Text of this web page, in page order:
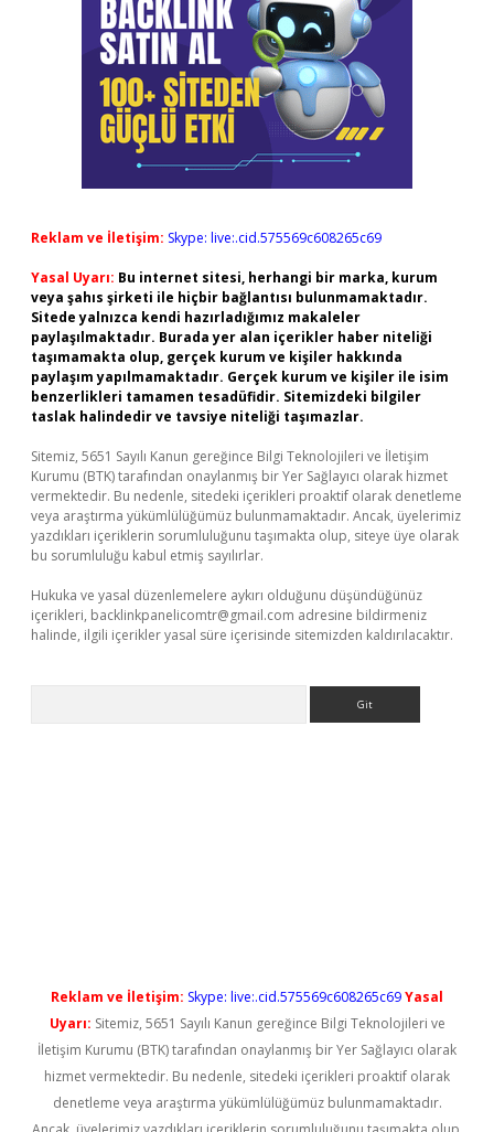
Reklam ve İletişim: Skype: live:.cid.575569c608265c69
Yasal Uyarı: Bu internet sitesi, herhangi bir marka, kurum
veya şahıs şirketi ile hiçbir bağlantısı bulunmamaktadır.
Sitede yalnızca kendi hazırladığımız makaleler
paylaşılmaktadır. Burada yer alan içerikler haber niteliği
taşımamakta olup, gerçek kurum ve kişiler hakkında
paylaşım yapılmamaktadır. Gerçek kurum ve kişiler ile isim
benzerlikleri tamamen tesadüfidir. Sitemizdeki bilgiler
taslak halindedir ve tavsiye niteliği taşımazlar.
Sitemiz, 5651 Sayılı Kanun gereğince Bilgi Teknolojileri ve İletişim
Kurumu (BTK) tarafından onaylanmış bir Yer Sağlayıcı olarak hizmet
vermektedir. Bu nedenle, sitedeki içerikleri proaktif olarak denetleme
veya araştırma yükümlülüğümüz bulunmamaktadır. Ancak, üyelerimiz
yazdıkları içeriklerin sorumluluğunu taşımakta olup, siteye üye olarak
bu sorumluluğu kabul etmiş sayılırlar.
Hukuka ve yasal düzenlemelere aykırı olduğunu düşündüğünüz
içerikleri, backlinkpanelicomtr@gmail.com adresine bildirmeniz
halinde, ilgili içerikler yasal süre içerisinde sitemizden kaldırılacaktır.
Reklam ve İletişim: Skype: live:.cid.575569c608265c69Yasal
Uyarı: Sitemiz, 5651 Sayılı Kanun gereğince Bilgi Teknolojileri ve
İletişim Kurumu (BTK) tarafından onaylanmış bir Yer Sağlayıcı olarak
hizmet vermektedir. Bu nedenle, sitedeki içerikleri proaktif olarak
denetleme veya araştırma yükümlülüğümüz bulunmamaktadır.